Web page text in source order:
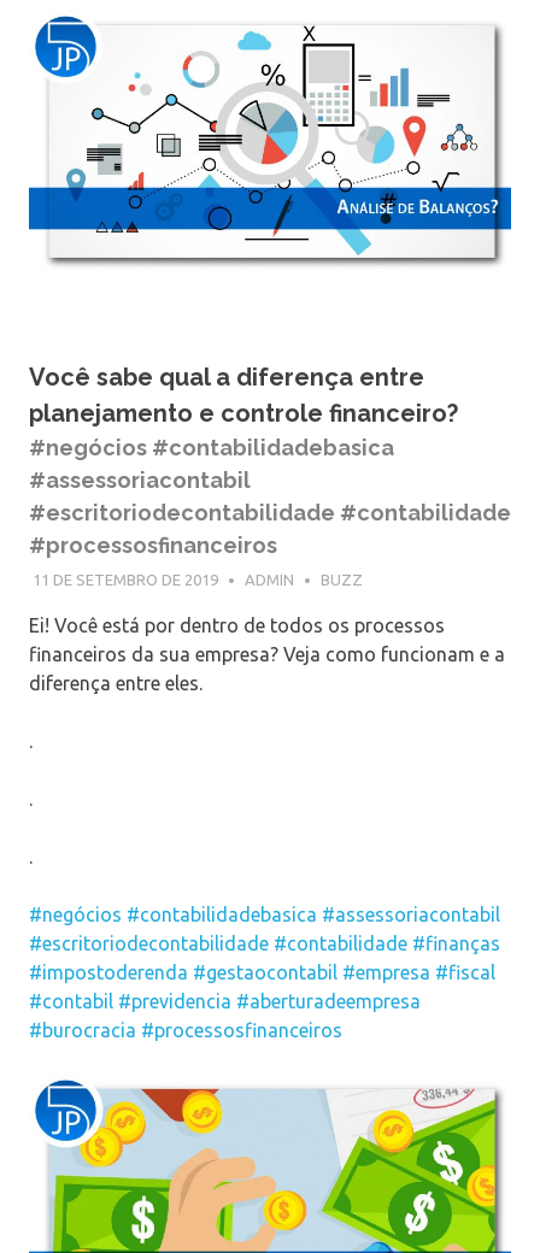
Você sabe qual a diferença entre
planejamento e controle financeiro?
#negócios #contabilidadebasica
#assessoriacontabil
#escritoriodecontabilidade #contabilidade
#processosfinanceiros
11 DE SETEMBRO DE 2019 ADMIN BUZZ
Ei! Você está por dentro de todos os processos
financeiros da sua empresa? Veja como funcionam e a
diferença entre eles.
.
.
.
#negócios #contabilidadebasica #assessoriacontabil
#escritoriodecontabilidade #contabilidade #finanças
#impostoderenda #gestaocontabil #empresa #fiscal
#contabil #previdencia #aberturadeempresa
#burocracia #processosfinanceiros